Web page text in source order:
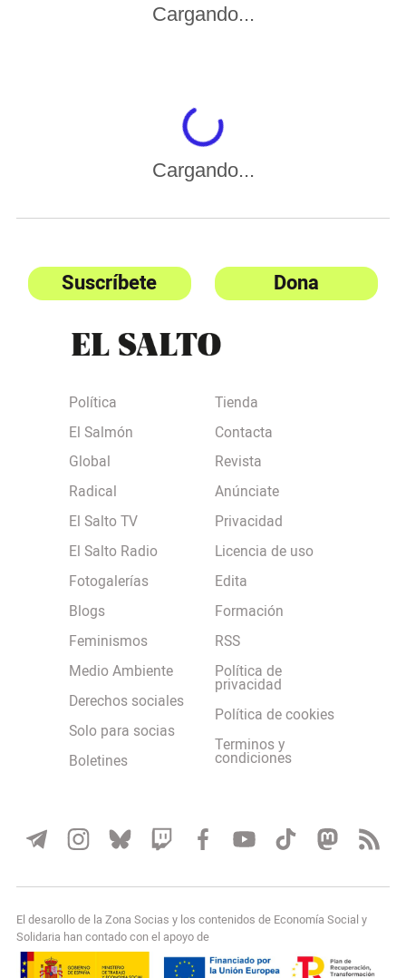
Cargando...
Cargando...
Suscríbete Dona
Política
El Salmón
Global
Radical
El Salto TV
El Salto Radio
Fotogalerías
Blogs
Feminismos
Medio Ambiente
Derechos sociales
Solo para socias
Boletines
Tienda
Contacta
Revista
Anúnciate
Privacidad
Licencia de uso
Edita
Formación
RSS
Política de
privacidad
Política de cookies
Terminos y
condiciones
El desarollo de la Zona Socias y los contenidos de Economía Social y
Solidaria han contado con el apoyo de